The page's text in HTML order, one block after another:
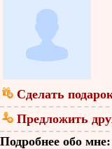
Сделать
Предложить
Подробнее обо мне: